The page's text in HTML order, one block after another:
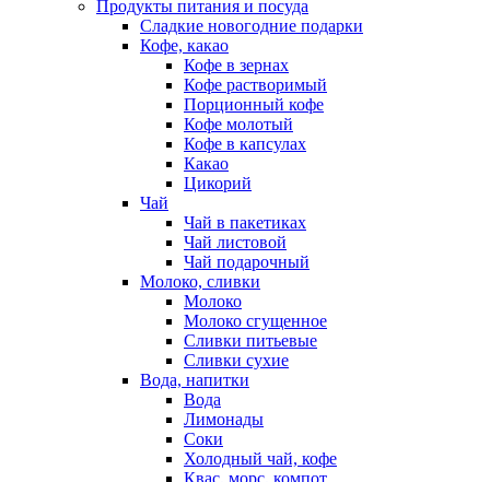
Продукты питания и посуда
Сладкие новогодние подарки
Кофе, какао
Кофе в зернах
Кофе растворимый
Порционный кофе
Кофе молотый
Кофе в капсулах
Какао
Цикорий
Чай
Чай в пакетиках
Чай листовой
Чай подарочный
Молоко, сливки
Молоко
Молоко сгущенное
Сливки питьевые
Сливки сухие
Вода, напитки
Вода
Лимонады
Соки
Холодный чай, кофе